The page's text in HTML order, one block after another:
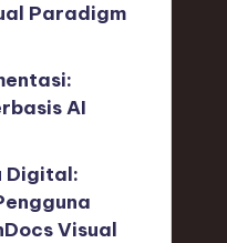
Paradigm
AI
Digital:
Visual